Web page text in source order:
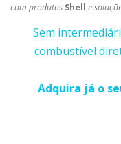
com produtos Shell e
Sem
combustível
Adquira já o